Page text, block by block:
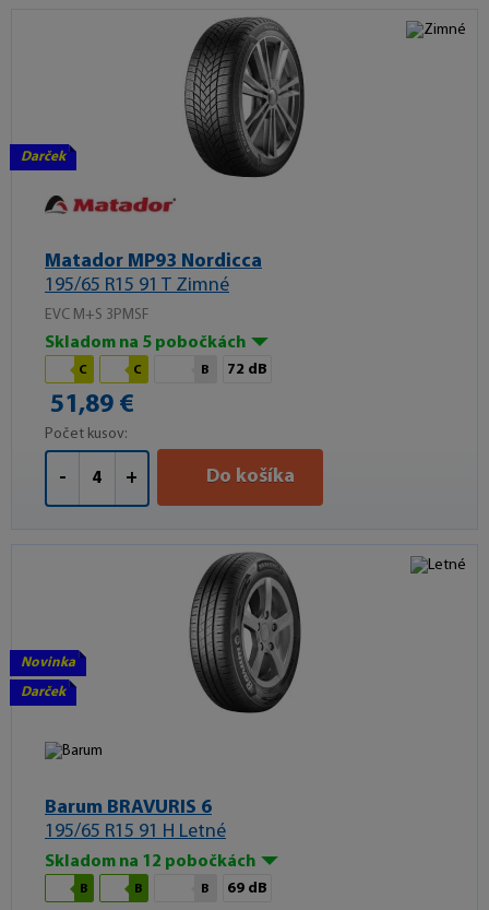
Darček
Matador MP93 Nordicca
195/65 R15 91 T Zimné
EVC M+S 3PMSF
Skladom na 5 pobočkách
C C B 72 dB
51,89 €
Počet kusov:
- + Do košíka
Novinka
Darček
Barum BRAVURIS 6
195/65 R15 91 H Letné
Skladom na 12 pobočkách
B B B 69 dB